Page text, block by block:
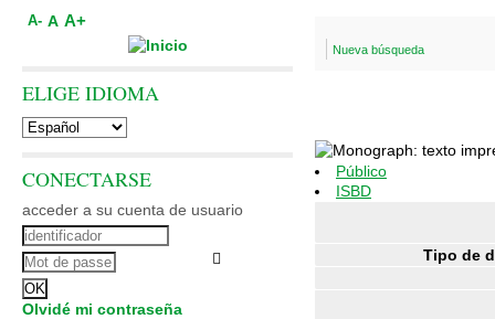
Nueva búsqueda
Público
ISBD
Tipo de
A- A A+
ELIGE IDIOMA
CONECTARSE
acceder a su cuenta de usuario
Olvidé mi contraseña